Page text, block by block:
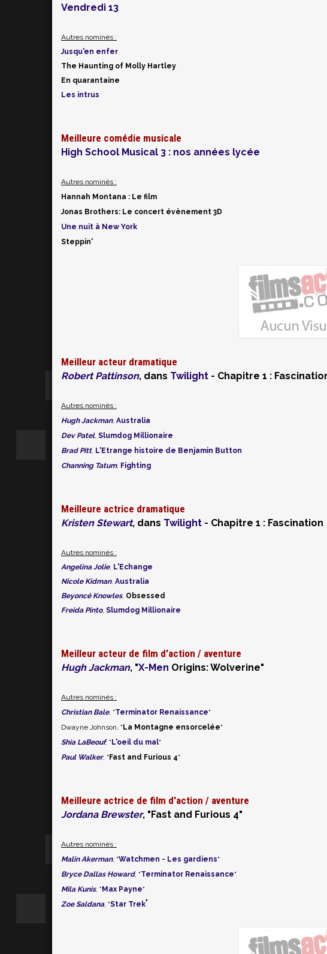
Vendredi 13
Autres nominés :
Jusqu'en enfer
The Haunting of Molly Hartley
En quarantaine
Les intrus
Meilleure comédie musicale
High School Musical 3 : nos années lycée
Autres nominés :
Hannah Montana : Le film
Jonas Brothers: Le concert évènement 3D
Une nuit à New York
Steppin'
Meilleur acteur dramatique
Robert Pattinson, dans Twilight - Chapitre 1 :
Autres nominés :
Hugh Jackman, Australia
Dev Patel, Slumdog Millionaire
Brad Pitt, L'Etrange histoire de Benjamin Button
Channing Tatum, Fighting
Meilleure actrice dramatique
Kristen Stewart, dans Twilight - Chapitre 1 : Fascination
Autres nominés :
Angelina Jolie, L'Echange
Nicole Kidman, Australia
Beyoncé Knowles, Obsessed
Freida Pinto, Slumdog Millionaire
Meilleur acteur de film d'action / aventure
Hugh Jackman, "X-Men Origins: Wolverine"
Autres nominés :
Christian Bale, "Terminator Renaissance"
Dwayne Johnson, " La Montagne ensorcelée"
Shia LaBeouf, " L'oeil du mal"
Paul Walker, " Fast and Furious 4"
Meilleure actrice de film d'action / aventure
Jordana Brewster, "Fast and Furious 4"
Autres nominés :
Malin Akerman, "Watchmen - Les gardiens"
Bryce Dallas Howard, "Terminator Renaissance"
Mila Kunis, " Max Payne"
Zoe Saldana, "Star Trek"